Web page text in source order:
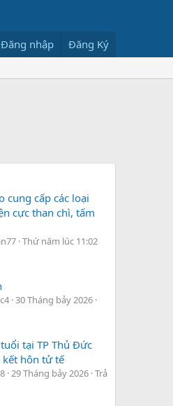
Đăng nhập Đăng Ký
cung cấp các loại
cực than chì, tấm
Thứ năm lúc 11:02
30 Tháng bảy 2026
tại TP Thủ Đức
hôn tử tế
29 Tháng bảy 2026 Trả